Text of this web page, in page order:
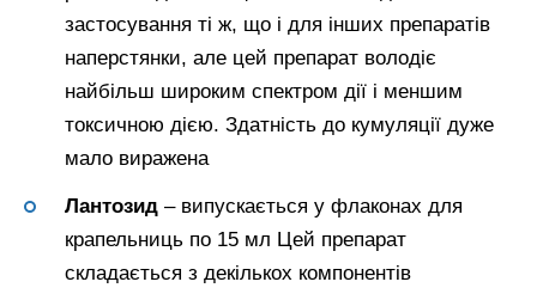
застосування ті ж, що і для інших препаратів
наперстянки, але цей препарат володіє
найбільш широким спектром дії і меншим
токсичною дією. Здатність до кумуляції дуже
мало виражена
Лантозид – випускається у флаконах для
крапельниць по 15 мл Цей препарат
складається з декількох компонентів